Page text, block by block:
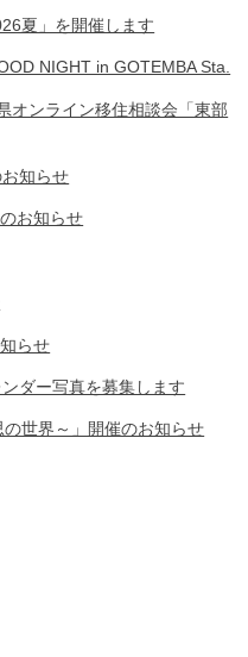
夏」を開催します
NIGHT in GOTEMBA Sta.
オンライン移住相談会「東部
知らせ
お知らせ
らせ
ダー写真を募集します
の世界～」開催のお知らせ